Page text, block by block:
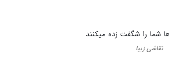
نقاشی زیبا